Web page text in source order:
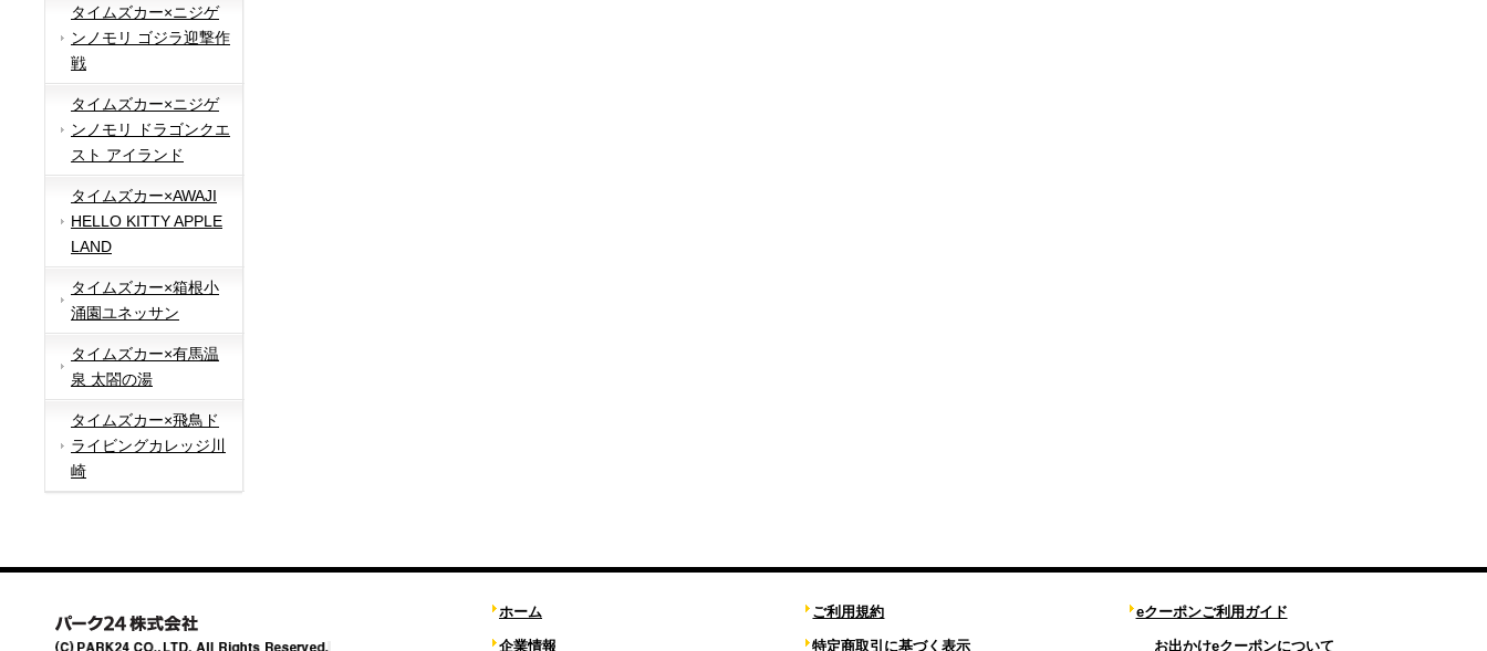
タイムズカー×ニジゲ
ンノモリ ゴジラ迎撃作
戦
タイムズカー×ニジゲ
ンノモリ ドラゴンクエ
スト アイランド
タイムズカー×AWAJI
HELLO KITTY APPLE
LAND
タイムズカー×箱根小
涌園ユネッサン
タイムズカー×有馬温
泉 太閤の湯
タイムズカー×飛鳥ド
ライビングカレッジ川
崎
ホーム
企業情報
ご利用規約
特定商取引に基づく表示
eクーポンご利用ガイド
お出かけeクーポンについて